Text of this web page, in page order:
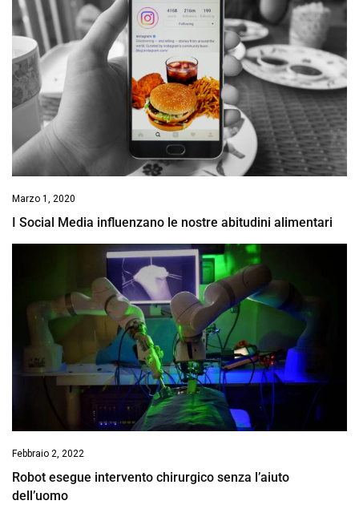
Marzo 1, 2020
I Social Media influenzano le nostre abitudini alimentari
Febbraio 2, 2022
Robot esegue intervento chirurgico senza l’aiuto
dell’uomo